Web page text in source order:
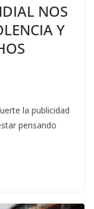
NOS
Y
la publicidad
pensando